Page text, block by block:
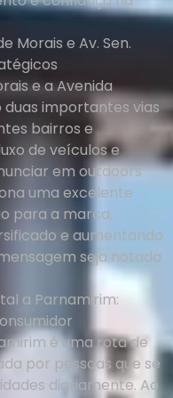
Morais e Av. Sen.
e a Avenida
duas importantes vias
bairros e
de veículos e
em outdoors
uma excelente
para a marca,
e aumentando
seja notada
a Parnamirim:
é uma rota de
por pessoas que se
diariamente. Ao